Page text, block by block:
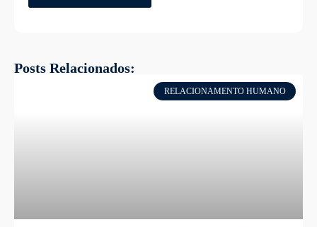
Posts Relacionados:
RELACIONAMENTO HUMANO